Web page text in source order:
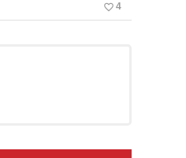
favorite_border 4